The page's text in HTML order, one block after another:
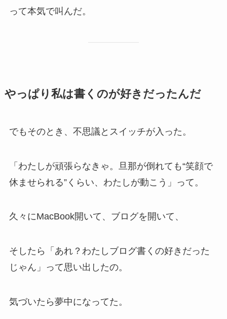
って本気で叫んだ。
やっぱり私は書くのが好きだったんだ
でもそのとき、不思議とスイッチが入った。
「わたしが頑張らなきゃ。旦那が倒れても“笑顔で
休ませられる”くらい、わたしが動こう」って。
久々にMacBook開いて、ブログを開いて、
そしたら「あれ？わたしブログ書くの好きだった
じゃん」って思い出したの。
気づいたら夢中になってた。